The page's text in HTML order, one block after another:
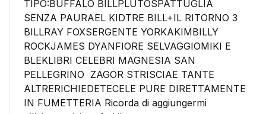
TIPO:BUFFALO BILLPLUTOSPATTUGLIA
SENZA PAURAEL KIDTRE BILL+IL RITORNO 3
BILLRAY FOXSERGENTE YORKAKIMBILLY
ROCKJAMES DYANFIORE SELVAGGIOMIKI E
BLEKLIBRI CELEBRI MAGNESIA SAN
PELLEGRINO ZAGOR STRISCIAE TANTE
ALTRERICHIEDETECELE PURE DIRETTAMENTE
IN FUMETTERIA Ricorda di aggiungermi